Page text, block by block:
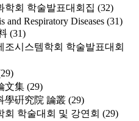
학회 학술발표대회집 (32)
and Respiratory Diseases (31)
(31)
조시스템학회 학술발표대회
文集 (29)
學硏究院 論叢 (29)
회 학술대회 및 강연회 (29)